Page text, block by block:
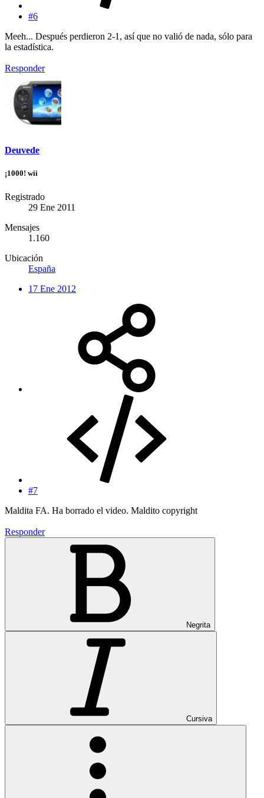
#6
Meeh... Después perdieron 2-1, así que no valió de nada, sólo para
la estadística.
Responder
Deuvede
¡1000! wii
Registrado
29 Ene 2011
Mensajes
1.160
Ubicación
España
17 Ene 2012
#7
Maldita FA. Ha borrado el video. Maldito copyright
Responder
Negrita
Cursiva